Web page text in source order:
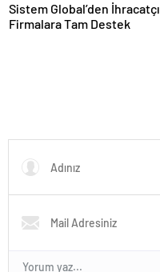
Sistem Global’den İhracatçı
Firmalara Tam Destek